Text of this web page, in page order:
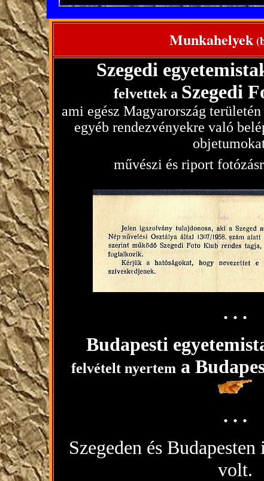
Munkahelyek
Szegedi
felvettek a Szegedi
ami egész Magyarország
egyéb rendezvényekre való
művészi és riport
. . .
Budapesti
felvételt nyertem a
. . .
Szegeden és
volt.